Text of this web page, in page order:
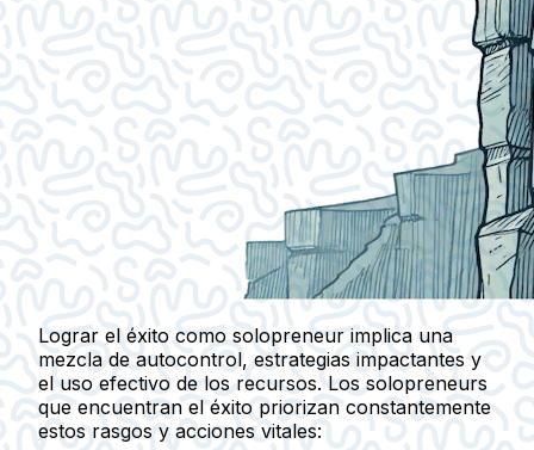
Lograr el éxito como solopreneur implica una
mezcla de autocontrol, estrategias impactantes y
el uso efectivo de los recursos. Los solopreneurs
que encuentran el éxito priorizan constantemente
estos rasgos y acciones vitales: